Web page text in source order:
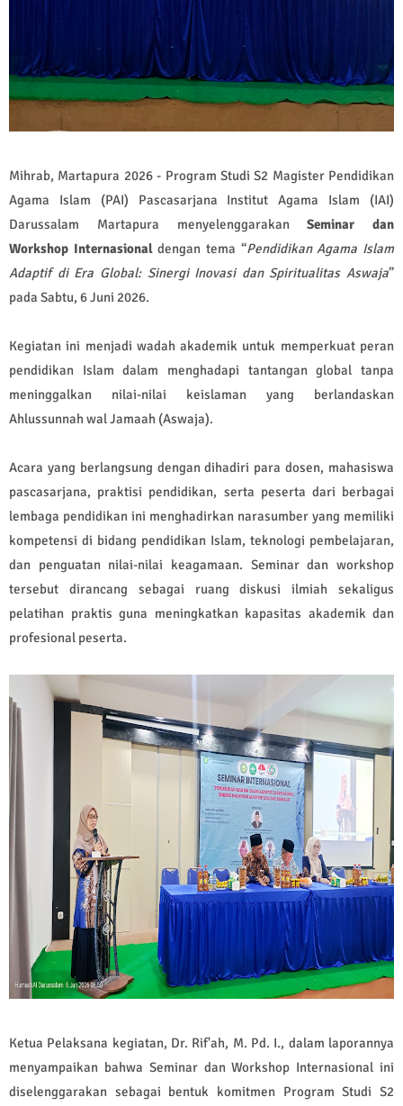
Mihrab, Martapura 2026 - Program Studi S2 Magister Pendidikan
Agama Islam (PAI) Pascasarjana Institut Agama Islam (IAI)
Darussalam Martapura menyelenggarakanSeminar dan
Workshop Internasionaldengan tema “Pendidikan Agama Islam
Adaptif di Era Global: Sinergi Inovasi dan Spiritualitas Aswaja”
pada Sabtu, 6 Juni 2026.
Kegiatan ini menjadi wadah akademik untuk memperkuat peran
pendidikan Islam dalam menghadapi tantangan global tanpa
meninggalkan nilai-nilai keislaman yang berlandaskan
Ahlussunnah wal Jamaah (Aswaja).
Acara yang berlangsung dengan dihadiri para dosen, mahasiswa
pascasarjana, praktisi pendidikan, serta peserta dari berbagai
lembaga pendidikan ini menghadirkan narasumber yang memiliki
kompetensi di bidang pendidikan Islam, teknologi pembelajaran,
dan penguatan nilai-nilai keagamaan. Seminar dan workshop
tersebut dirancang sebagai ruang diskusi ilmiah sekaligus
pelatihan praktis guna meningkatkan kapasitas akademik dan
profesional peserta.
Ketua Pelaksana kegiatan, Dr. Rif'ah, M. Pd. I., dalam laporannya
menyampaikan bahwa Seminar dan Workshop Internasional ini
diselenggarakan sebagai bentuk komitmen Program Studi S2